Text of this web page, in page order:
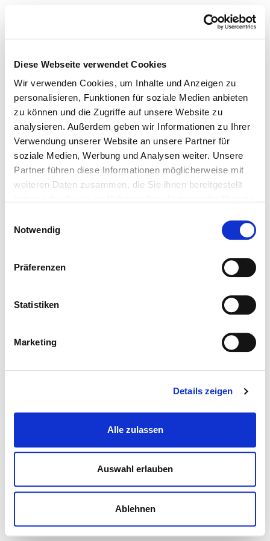
Diese Webseite verwendet Cookies
Wir verwenden Cookies, um Inhalte und Anzeigen zu
personalisieren, Funktionen für soziale Medien anbieten
zu können und die Zugriffe auf unsere Website zu
analysieren. Außerdem geben wir Informationen zu Ihrer
Verwendung unserer Website an unsere Partner für
soziale Medien, Werbung und Analysen weiter. Unsere
Partner führen diese Informationen möglicherweise mit
weiteren Daten zusammen, die Sie ihnen bereitgestellt
Notwendig
Präferenzen
Statistiken
Marketing
Details zeigen
Alle zulassen
Auswahl erlauben
Ablehnen